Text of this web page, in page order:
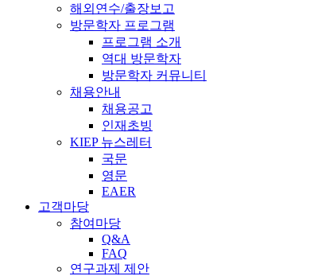
해외연수/출장보고
방문학자 프로그램
프로그램 소개
역대 방문학자
방문학자 커뮤니티
채용안내
채용공고
인재초빙
KIEP 뉴스레터
국문
영문
EAER
고객마당
참여마당
Q&A
FAQ
연구과제 제안